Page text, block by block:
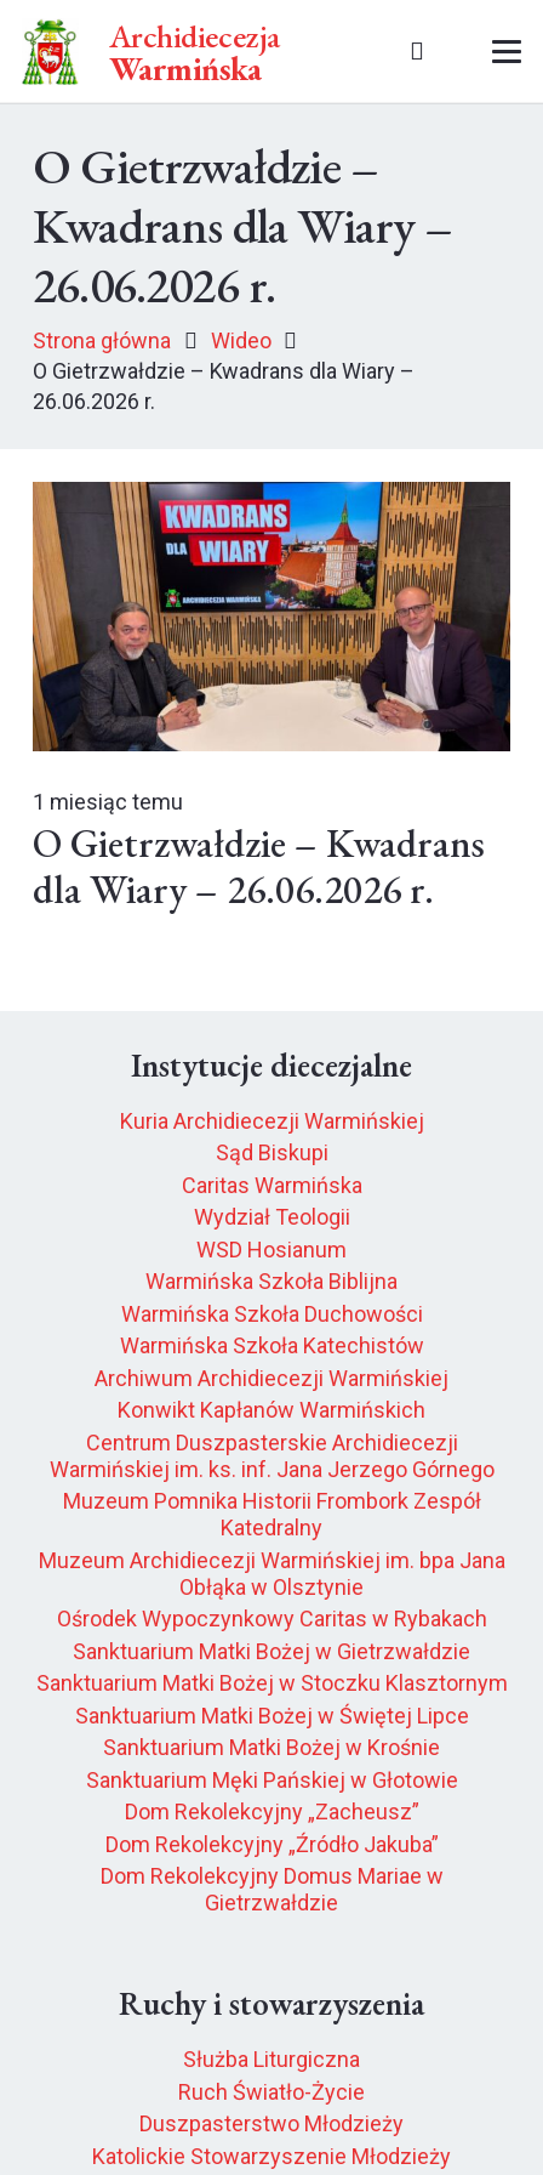
Archidiecezja
Warmińska
O Gietrzwałdzie –
Kwadrans dla Wiary –
26.06.2026 r.
Strona główna
Wideo
O Gietrzwałdzie – Kwadrans dla Wiary –
26.06.2026 r.
1 miesiąc temu
O Gietrzwałdzie – Kwadrans
dla Wiary – 26.06.2026 r.
Instytucje diecezjalne
Kuria Archidiecezji Warmińskiej
Sąd Biskupi
Caritas Warmińska
Wydział Teologii
WSD Hosianum
Warmińska Szkoła Biblijna
Warmińska Szkoła Duchowości
Warmińska Szkoła Katechistów
Archiwum Archidiecezji Warmińskiej
Konwikt Kapłanów Warmińskich
Centrum Duszpasterskie Archidiecezji
Warmińskiej im. ks. inf. Jana Jerzego Górnego
Muzeum Pomnika Historii Frombork Zespół
Katedralny
Muzeum Archidiecezji Warmińskiej im. bpa Jana
Obłąka w Olsztynie
Ośrodek Wypoczynkowy Caritas w Rybakach
Sanktuarium Matki Bożej w Gietrzwałdzie
Sanktuarium Matki Bożej w Stoczku Klasztornym
Sanktuarium Matki Bożej w Świętej Lipce
Sanktuarium Matki Bożej w Krośnie
Sanktuarium Męki Pańskiej w Głotowie
Dom Rekolekcyjny „Zacheusz”
Dom Rekolekcyjny „Źródło Jakuba”
Dom Rekolekcyjny Domus Mariae w
Gietrzwałdzie
Ruchy i stowarzyszenia
Służba Liturgiczna
Ruch Światło-Życie
Duszpasterstwo Młodzieży
Katolickie Stowarzyszenie Młodzieży